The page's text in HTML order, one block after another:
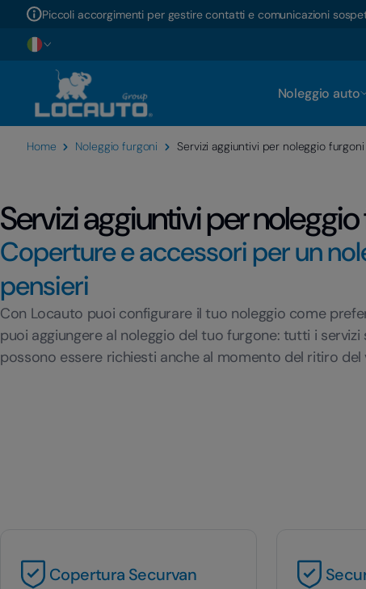
Piccoli accorgimenti per gestire contatti e comunicazioni
Noleggio auto
Home Noleggio furgoni Servizi aggiuntivi per noleggio furgoni
Servizi aggiuntivi per
Coperture e accessori per un
pensieri
Con Locauto puoi configurare il tuo noleggio come
puoi aggiungere al noleggio del tuo furgone: tutti i
possono essere richiesti anche al momento del ritiro del
Copertura Securvan